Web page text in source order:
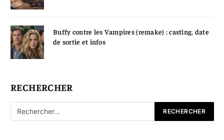
Buffy contre les Vampires (remake) : casting, date
de sortie et infos
RECHERCHER